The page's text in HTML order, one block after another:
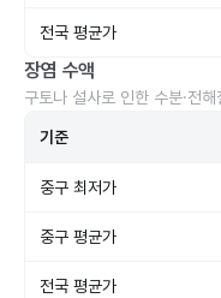
전국 평균가
장염 수액
구토나 설사로 인한 수분·전
기준
중구 최저가
중구 평균가
전국 평균가